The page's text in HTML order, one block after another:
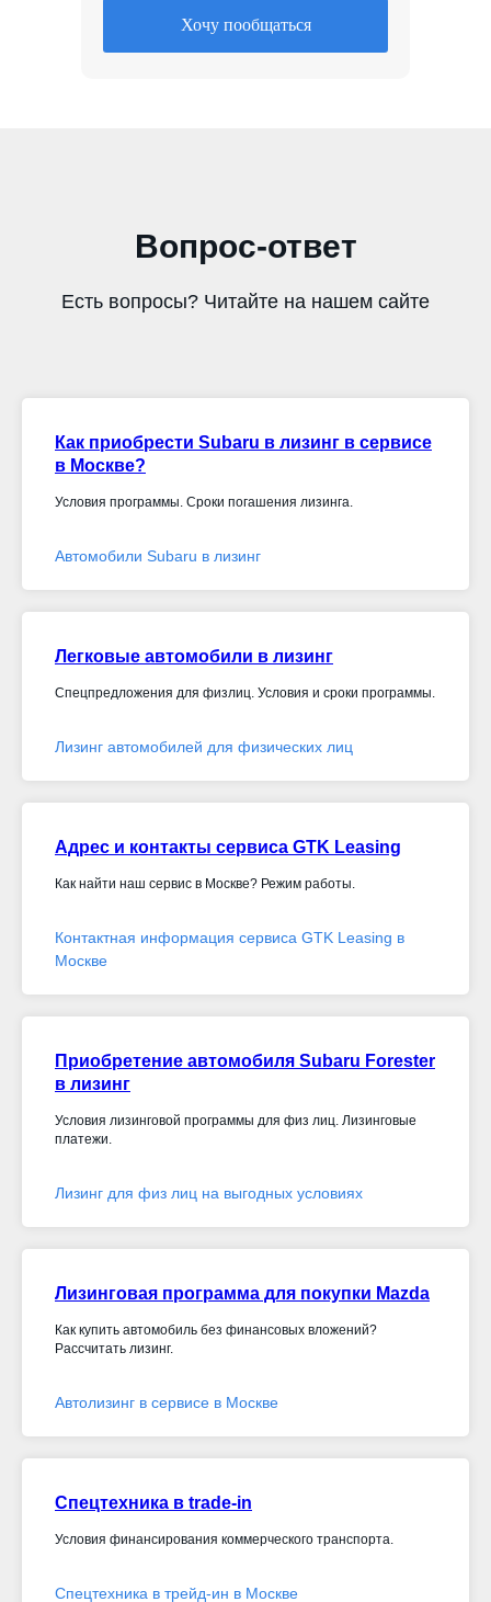
Хочу пообщаться
Вопрос-ответ
Есть вопросы? Читайте на нашем сайте
Как приобрести Subaru в лизинг в сервисе
в Москве?
Условия программы. Сроки погашения лизинга.
Автомобили Subaru в лизинг
Легковые автомобили в лизинг
Спецпредложения для физлиц. Условия и сроки программы.
Лизинг автомобилей для физических лиц
Адрес и контакты сервиса GTK Leasing
Как найти наш сервис в Москве? Режим работы.
Контактная информация сервиса GTK Leasing в
Москве
Приобретение автомобиля Subaru Forester
в лизинг
Условия лизинговой программы для физ лиц. Лизинговые
платежи.
Лизинг для физ лиц на выгодных условиях
Лизинговая программа для покупки Mazda
Как купить автомобиль без финансовых вложений?
Рассчитать лизинг.
Автолизинг в сервисе в Москве
Спецтехника в trade-in
Условия финансирования коммерческого транспорта.
Спецтехника в трейд-ин в Москве